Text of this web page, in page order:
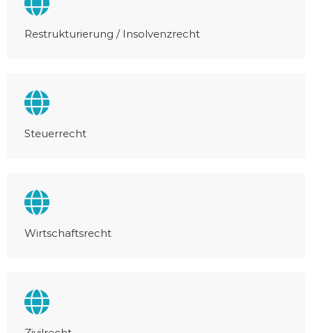
Restrukturierung / Insolvenzrecht
Steuerrecht
Wirtschaftsrecht